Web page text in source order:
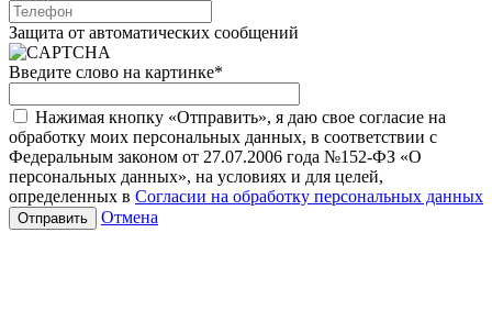
Защита от автоматических сообщений
Введите слово на картинке*
Нажимая кнопку «Отправить», я даю свое согласие на
обработку моих персональных данных, в соответствии с
Федеральным законом от 27.07.2006 года №152-ФЗ «О
персональных данных», на условиях и для целей,
определенных в Согласии на обработку персональных данных
Отмена